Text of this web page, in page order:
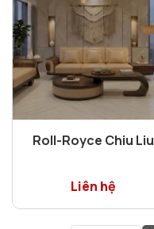
Roll-Royce Chiu Liu
Liên hệ